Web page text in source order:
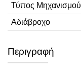
Τύπος Μηχανισμού
Αδιάβροχο
Περιγραφή